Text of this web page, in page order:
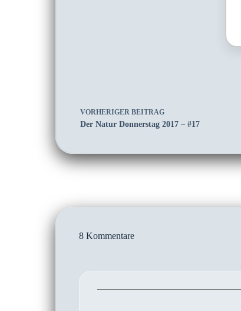
VORHERIGER BEITRAG
Der Natur Donnerstag 2017 – #17
8 Kommentare